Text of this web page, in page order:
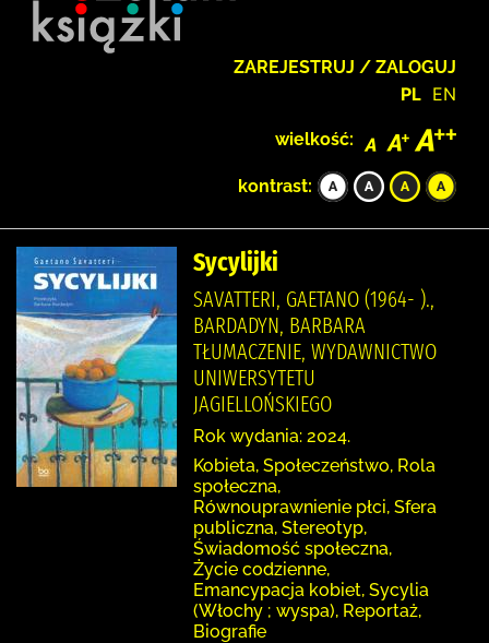
ZAREJESTRUJ / ZALOGUJ
PL EN
wielkość:
kontrast:
Sycylijki
SAVATTERI, GAETANO (1964- ).,
BARDADYN, BARBARA
TŁUMACZENIE, WYDAWNICTWO
UNIWERSYTETU
JAGIELLOŃSKIEGO
Rok wydania: 2024.
Kobieta, Społeczeństwo, Rola
społeczna,
Równouprawnienie płci, Sfera
publiczna, Stereotyp,
Świadomość społeczna,
Życie codzienne,
Emancypacja kobiet, Sycylia
(Włochy ; wyspa), Reportaż,
Biografie